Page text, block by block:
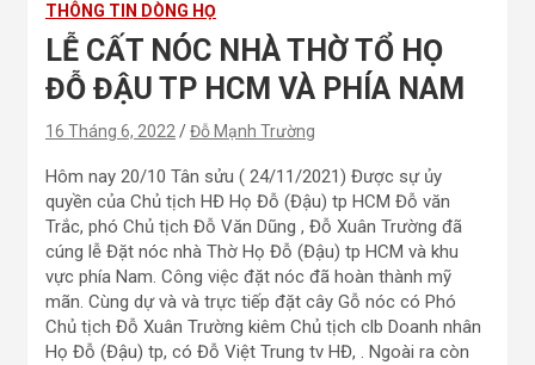
THÔNG TIN DÒNG HỌ
LỄ CẤT NÓC NHÀ THỜ TỔ HỌ
ĐỖ ĐẬU TP HCM VÀ PHÍA NAM
16 Tháng 6, 2022 Đỗ Mạnh Trường
Hôm nay 20/10 Tân sửu ( 24/11/2021) Được sự ủy
quyền của Chủ tịch HĐ Họ Đỗ (Đậu) tp HCM Đỗ văn
Trắc, phó Chủ tịch Đỗ Văn Dũng , Đỗ Xuân Trường đã
cúng lễ Đặt nóc nhà Thờ Họ Đỗ (Đậu) tp HCM và khu
vực phía Nam. Công việc đặt nóc đã hoàn thành mỹ
mãn. Cùng dự và và trực tiếp đặt cây Gỗ nóc có Phó
Chủ tịch Đỗ Xuân Trường kiêm Chủ tịch clb Doanh nhân
Họ Đỗ (Đậu) tp, có Đỗ Việt Trung tv HĐ, . Ngoài ra còn